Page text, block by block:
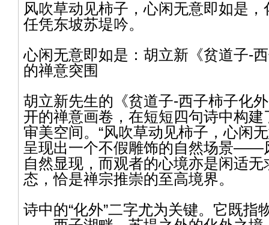
风吹草动见柿子，心闲无意即如是
任凭东坡苏堤吟。
心闲无意即如是：胡立新《贫道子-
的禅意突围
胡立新先生的《贫道子-西子柿子化
开的禅意画卷，在短短四句诗中构
审美空间。“风吹草动见柿子，心闲
呈现出一个不假雕饰的自然场景——
自然显现，而观者的心境亦是闲适无
态，恰是禅宗推崇的至高境界。
诗中的“化外”二字尤为关键。它既指